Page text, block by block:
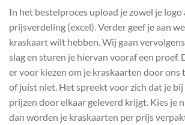
In het bestelproces upload je zowel je logo
prijsverdeling (excel). Verder geef je aan
kraskaart wilt hebben. Wij gaan
slag en sturen je hiervan vooraf een proef.
er voor kiezen om je kraskaarten door ons
of juist niet. Het spreekt voor zich dat je
prijzen door elkaar geleverd krijgt. Kies je
dan worden je kraskaarten per prijs